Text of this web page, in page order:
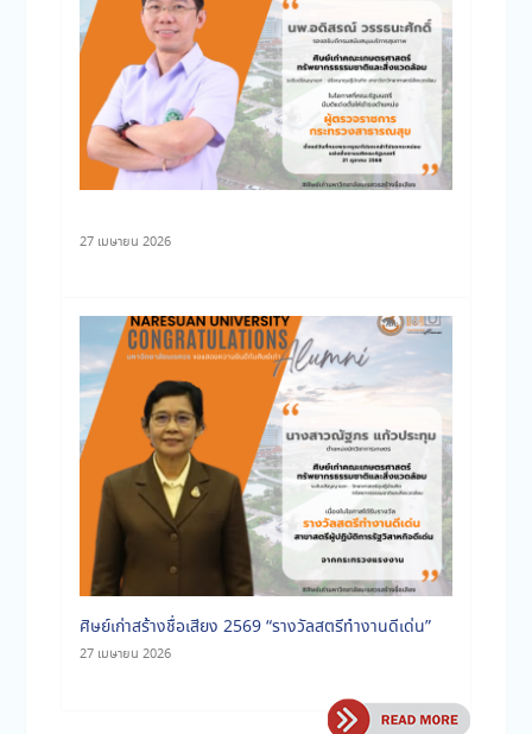
27 เมษายน 2026
ศิษย์เก่าสร้างชื่อเสียง 2569 “รางวัลสตรีทำงานดีเด่น”
27 เมษายน 2026